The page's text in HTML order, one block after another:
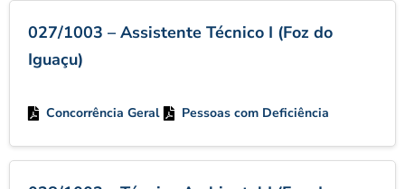
027/1003 – Assistente Técnico I (Foz do
Iguaçu)
Concorrência Geral Pessoas com Deficiência